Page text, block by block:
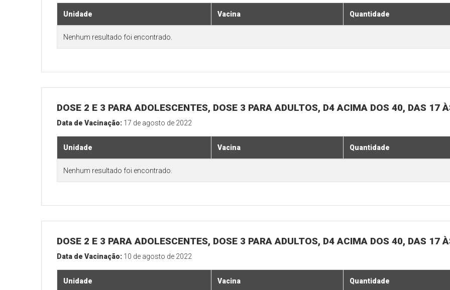
Unidade Vacina Quantidade
Nenhum resultado foi encontrado.
DOSE 2 E 3 PARA ADOLESCENTES, DOSE 3 PARA ADULTOS, D4 ACIMA DOS 40, DAS 17
Data de Vacinação: 17 de agosto de 2022
Unidade Vacina Quantidade
Nenhum resultado foi encontrado.
DOSE 2 E 3 PARA ADOLESCENTES, DOSE 3 PARA ADULTOS, D4 ACIMA DOS 40, DAS 17
Data de Vacinação: 10 de agosto de 2022
Unidade Vacina Quantidade